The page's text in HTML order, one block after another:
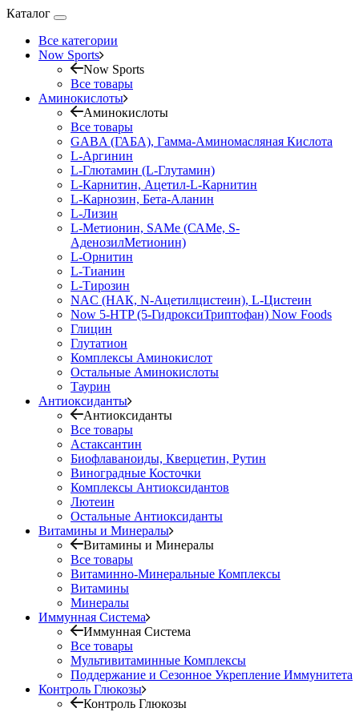
Каталог
Все категории
Now Sports
Now Sports
Все товары
Аминокислоты
Аминокислоты
Все товары
GABA (ГАБА), Гамма-Аминомасляная Кислота
L-Аргинин
L-Глютамин (L-Глутамин)
L-Карнитин, Ацетил-L-Карнитин
L-Карнозин, Бета-Аланин
L-Лизин
L-Метионин, SAMe (САМе, S-
АденозилМетионин)
L-Орнитин
L-Тианин
L-Тирозин
NAC (НАК, N-Ацетилцистеин), L-Цистеин
Now 5-HTP (5-ГидроксиТриптофан) Now Foods
Глицин
Глутатион
Комплексы Аминокислот
Остальные Аминокислоты
Таурин
Антиоксиданты
Антиоксиданты
Все товары
Астаксантин
Биофлаваноиды, Кверцетин, Рутин
Виноградные Косточки
Комплексы Антиоксидантов
Лютеин
Остальные Антиоксиданты
Витамины и Минералы
Витамины и Минералы
Все товары
Витаминно-Минеральные Комплексы
Витамины
Минералы
Иммунная Система
Иммунная Система
Все товары
Мультивитаминные Комплексы
Поддержание и Сезонное Укрепление Иммунитета
Контроль Глюкозы
Контроль Глюкозы